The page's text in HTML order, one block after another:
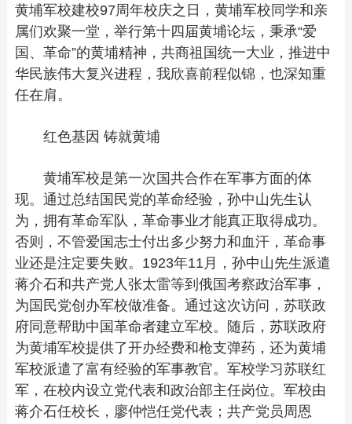
黄埔军校建校97周年校庆之日，黄埔军校同学和亲
属们欢聚一堂，举行第十四届黄埔论坛，秉承“爱
国、革命”的黄埔精神，共商祖国统一大业，推进中
华民族伟大复兴进程，我欣喜前程似锦，也深知重
任在肩。
红色基因 铸就黄埔
黄埔军校是第一次国共合作在军事方面的体
现。通过总结国民党的革命经验，孙中山先生认
为，拥有革命军队，革命事业才能真正取得成功。
否则，不管爱国志士付出多少努力和血汗，革命事
业还是注定要失败。1923年11月，孙中山先生派遣
蒋介石和共产党人张太雷等到俄国考察政治军事，
为国民党创办军校做准备。通过这次访问，苏联政
府同意帮助中国革命者建立军校。随后，苏联政府
为黄埔军校提供了开办经费和枪支弹药，还为黄埔
军校派遣了富有经验的军事教官。军校学习苏联红
军，在校内设立党代表和政治部主任岗位。军校由
蒋介石任校长，廖仲恺任党代表；共产党员周恩